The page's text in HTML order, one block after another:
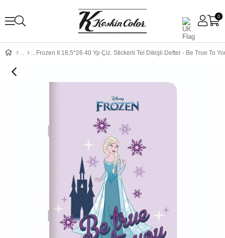
0
Frozen II 18,5*26 40 Yp Çiz. Stickerli Tel Dikişli Defter - Be True To